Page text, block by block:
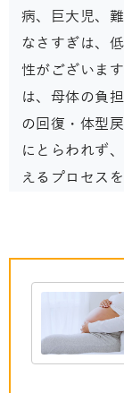
病、巨大児、
なさすぎは、
性がございま
は、母体の負
の回復・体型
にとらわれず
えるプロセス